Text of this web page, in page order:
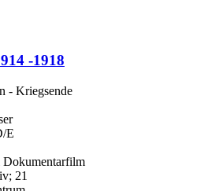
-1918
- Kriegsende
E
Dokumentarfilm
21